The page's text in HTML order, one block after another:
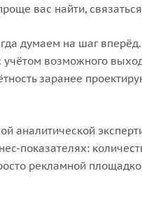
вас найти,
думаем на шаг
учётом возможного
заранее
аналитической
показателях:
рекламной